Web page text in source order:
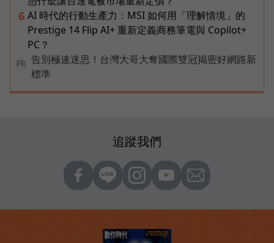
6 AI 時代的行動生產力：MSI 如何用「理解情境」的
Prestige 14 Flip AI+ 重新定義商務筆電與 Copilot+
PC？
PR
告別極速迷思！台灣大哥大奪國際雙冠揭密好網路新
標準
追蹤我們